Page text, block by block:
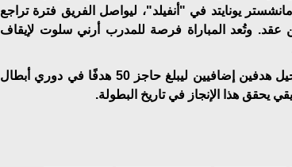
يونايتد في "أنفيلد"، ليواصل الفريق فترة تراجع
عقد. وتُعد المباراة فرصة للمدرب أرني سلوت لإيقاف
كما يترقب محمد صلاح تسجيل هدفين إضافيين ليبلغ حاجز 50 هدفًا في دوري أبطال
يحقق هذا الإنجاز في تاريخ البطولة.